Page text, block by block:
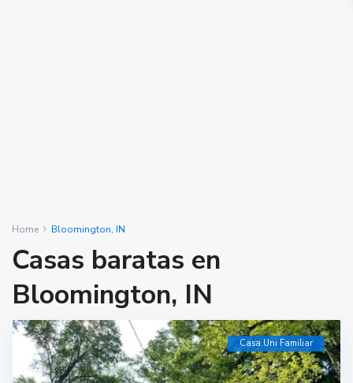
Home Bloomington, IN
Casas baratas en
Bloomington, IN
Casa Uni Familiar